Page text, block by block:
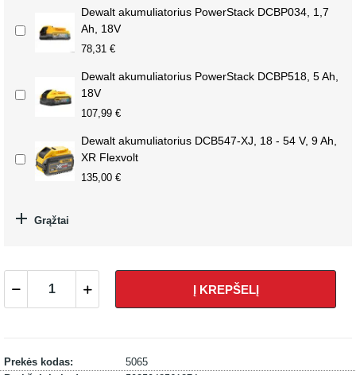
Dewalt akumuliatorius PowerStack DCBP034, 1,7
Ah, 18V
78,31 €
Dewalt akumuliatorius PowerStack DCBP518, 5 Ah,
18V
107,99 €
Dewalt akumuliatorius DCB547-XJ, 18 - 54 V, 9 Ah,
XR Flexvolt
135,00 €
 Grąžtai
Į KREPŠELĮ
Prekės kodas:
5065